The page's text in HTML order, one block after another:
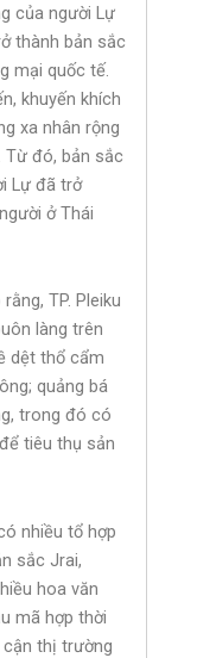
của người Lự
thành bản sắc
mại quốc tế.
khuyến khích
xa nhân rộng
đó, bản sắc
Lự đã trở
ở Thái
TP. Pleiku
làng trên
dệt thổ cẩm
quảng bá
trong đó có
tiêu thụ sản
nhiều tổ hợp
sắc Jrai,
hoa văn
mã hợp thời
cận thị trường